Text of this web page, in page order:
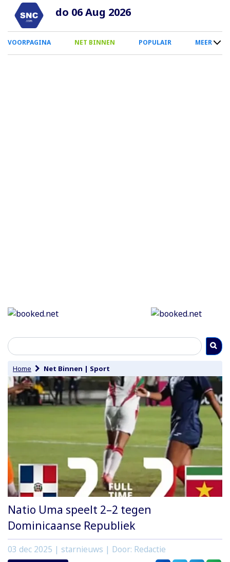
Overslaan
naar
inhoud
do 06 Aug 2026
0
Smartphone
VOORPAGINA NET BINNEN POPULAIR MEER
Home Net Binnen | Sport
Natio Uma speelt 2–2 tegen
Dominicaanse Republiek
03 dec 2025 | starnieuws | Door: Redactie